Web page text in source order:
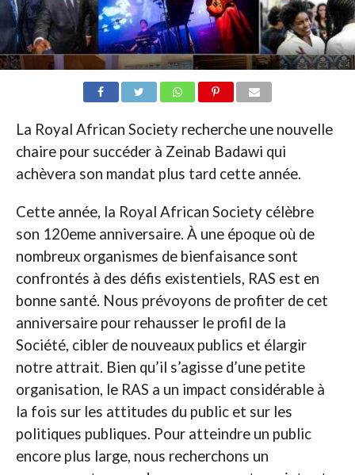
La Royal African Society recherche une nouvelle
chaire pour succéder à Zeinab Badawi qui
achèvera son mandat plus tard cette année.
Cette année, la Royal African Society célèbre
son 120eme anniversaire. À une époque où de
nombreux organismes de bienfaisance sont
confrontés à des défis existentiels, RAS est en
bonne santé. Nous prévoyons de profiter de cet
anniversaire pour rehausser le profil de la
Société, cibler de nouveaux publics et élargir
notre attrait. Bien qu’il s’agisse d’une petite
organisation, le RAS a un impact considérable à
la fois sur les attitudes du public et sur les
politiques publiques. Pour atteindre un public
encore plus large, nous recherchons un